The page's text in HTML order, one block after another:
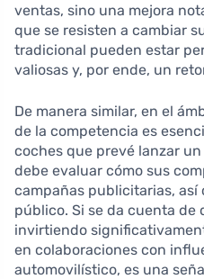
ventas, sino una mejora
que se resisten a cambiar
tradicional pueden estar
valiosas y, por ende, un
De manera similar, en el
de la competencia es
coches que prevé lanzar
debe evaluar cómo sus
campañas publicitarias, así
público. Si se da cuenta de
invirtiendo
en colaboraciones con
automovilístico, es una